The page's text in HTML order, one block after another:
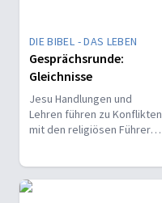
DIE BIBEL - DAS LEBEN
Gesprächsrunde:
Gleichnisse
Jesu Handlungen und
Lehren führen zu Konflikten
mit den religiösen Führern.
gängige Normen in Frage.